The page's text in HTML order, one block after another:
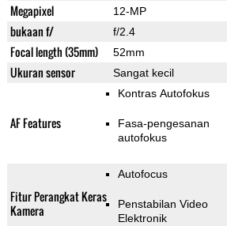
Megapixel 12-MP
bukaan f/ f/2.4
Focal length (35mm) 52mm
Ukuran sensor Sangat kecil
AF Features
Kontras Autofokus
Fasa-pengesanan
autofokus
Fitur Perangkat Keras
Kamera
Autofocus
Penstabilan Video
Elektronik